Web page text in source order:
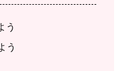
う
う